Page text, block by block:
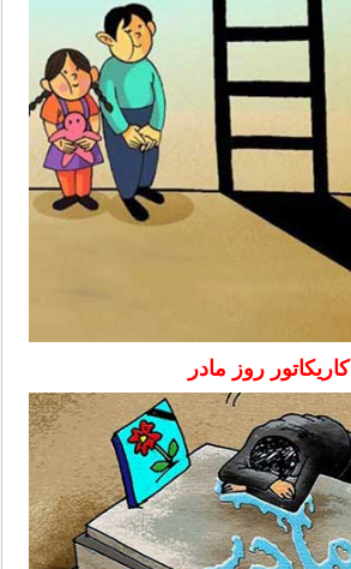
کاریکاتور روز مادر